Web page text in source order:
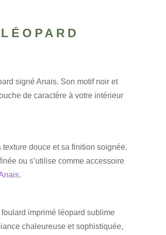
signé Anais. Son motif noir et
de caractère à votre intérieur
douce et sa finition soignée.
ou s’utilise comme accessoire
.
imprimé léopard sublime
chaleureuse et sophistiquée,